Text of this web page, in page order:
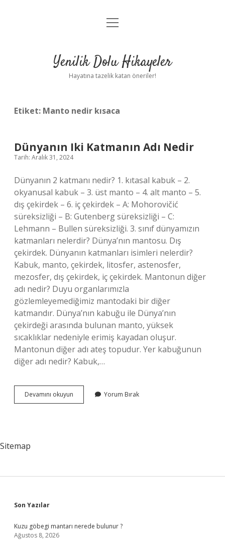
Anasayfa
Yasal Uyarı
menüyü
Yenilik Dolu Hikayeler
Hayatına tazelik katan öneriler!
Etiket: Manto nedir kısaca
Dünyanın Iki Katmanın Adı Nedir
Tarih: Aralık 31, 2024
Dünyanın 2 katmanı nedir? 1. kıtasal kabuk – 2.
okyanusal kabuk – 3. üst manto – 4. alt manto – 5.
dış çekirdek – 6. iç çekirdek – A: Mohorovičić
süreksizliği – B: Gutenberg süreksizliği – C:
Lehmann – Bullen süreksizliği. 3. sınıf dünyamızın
katmanları nelerdir? Dünya’nın mantosu. Dış
çekirdek. Dünyanın katmanları isimleri nelerdir?
Kabuk, manto, çekirdek, litosfer, astenosfer,
mezosfer, dış çekirdek, iç çekirdek. Mantonun diğer
adı nedir? Duyu organlarımızla
gözlemleyemediğimiz mantodaki bir diğer
katmandır. Dünya’nın kabuğu ile Dünya’nın
çekirdeği arasında bulunan manto, yüksek
sıcaklıklar nedeniyle erimiş kayadan oluşur.
Mantonun diğer adı ateş topudur. Yer kabuğunun
diğer adı nedir? Kabuk,…
Devamını okuyun Dünyanın
Iki
Yorum Bırak
Sitemap
Sidebar
Son Yazılar
Kuzu göbegi mantarı nerede bulunur ?
Ağustos 8, 2026